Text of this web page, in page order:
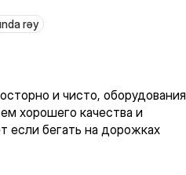
rəy
и чисто, оборудования
хорошего качества и
если бегать на дорожках